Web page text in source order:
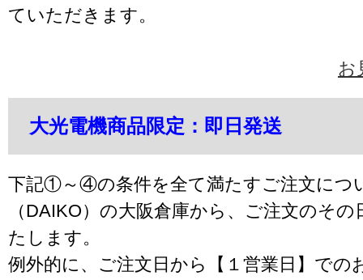
ていただきます。
お
大光電機商品限定：即日発送
下記①～④の条件を全て満たすご注文につ
（DAIKO）の大阪倉庫から、ご注文のそ
たします。
例外的に、ご注文日から【１営業日】での